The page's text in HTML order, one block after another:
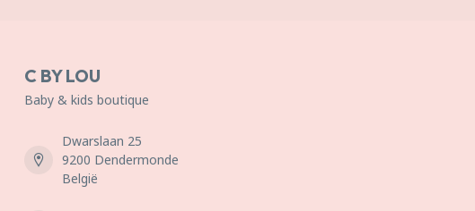
C BY LOU
Baby & kids boutique
Dwarslaan 25
9200 Dendermonde
België